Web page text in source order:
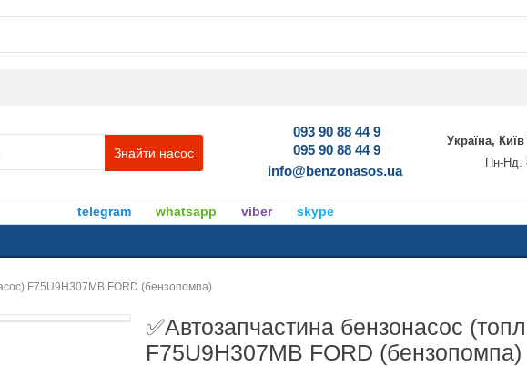
Знайти насос
093 90 88 44 9
095 90 88 44 9
info@benzonasos.ua
Україна,
Пн-Нд.
telegram whatsapp viber
skype
F75U9H307MB FORD (бензопомпа)
✅Автозапчастина бензонасос
F75U9H307MB FORD (бензопомпа)